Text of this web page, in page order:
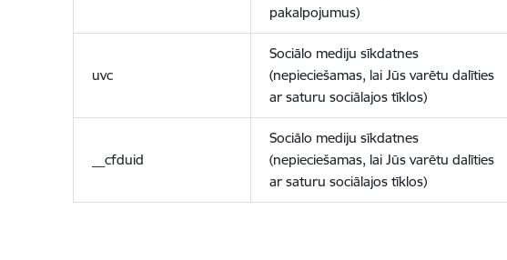
pakalpojumus)
uvc
Sociālo mediju sīkdatnes
(nepieciešamas, lai Jūs varētu dalīties
ar saturu sociālajos tīklos)
__cfduid
Sociālo mediju sīkdatnes
(nepieciešamas, lai Jūs varētu dalīties
ar saturu sociālajos tīklos)